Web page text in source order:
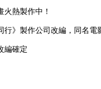
熱製作中！
》製作公司改編，同名電
確定